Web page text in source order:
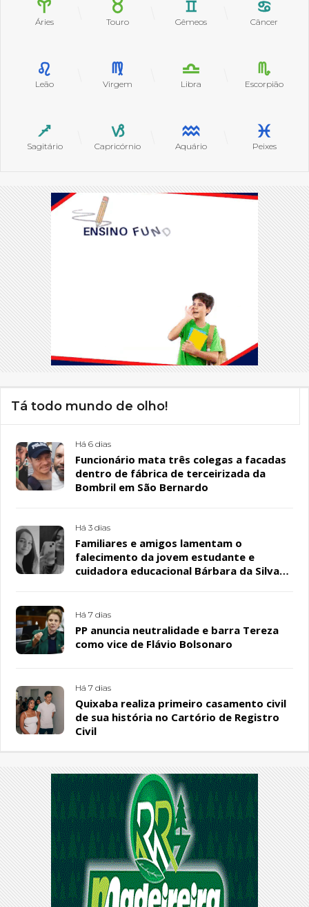
Áries Touro Gêmeos Câncer
Leão Virgem Libra Escorpião
Sagitário Capricórnio Aquário Peixes
Tá todo mundo de olho!
Há 6 dias
Funcionário mata três colegas a facadas
dentro de fábrica de terceirizada da
Bombril em São Bernardo
Há 3 dias
Familiares e amigos lamentam o
falecimento da jovem estudante e
cuidadora educacional Bárbara da Silva
Há 7 dias
PP anuncia neutralidade e barra Tereza
como vice de Flávio Bolsonaro
Há 7 dias
Quixaba realiza primeiro casamento civil
de sua história no Cartório de Registro
Civil